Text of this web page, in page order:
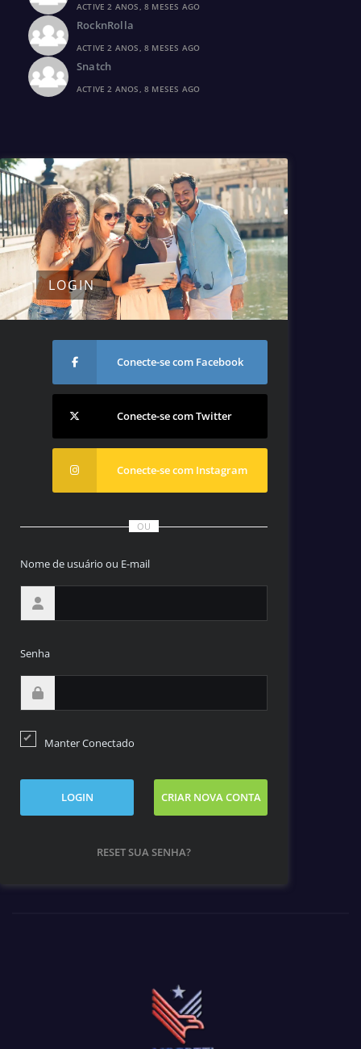
ACTIVE 2 ANOS, 8 MESES AGO
RocknRolla
ACTIVE 2 ANOS, 8 MESES AGO
Snatch
ACTIVE 2 ANOS, 8 MESES AGO
LOGIN
Conecte-se com Facebook
Conecte-se com Twitter
Conecte-se com Instagram
OU
Nome de usuário ou E-mail
Senha
Manter Conectado
LOGIN CRIAR NOVA CONTA
RESET SUA SENHA?